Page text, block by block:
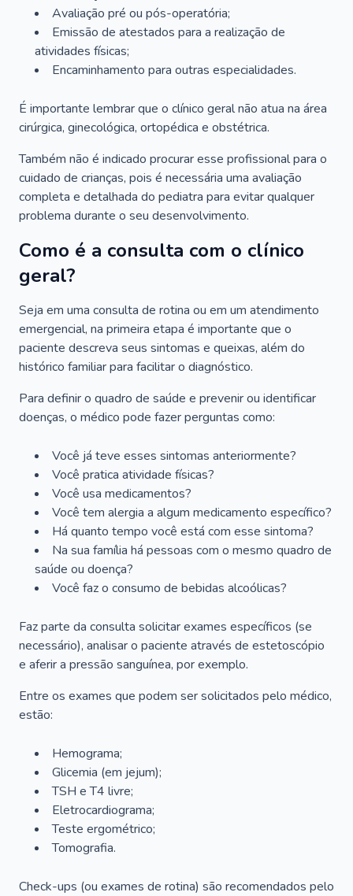
Avaliação pré ou pós-operatória;
Emissão de atestados para a realização de
atividades físicas;
Encaminhamento para outras especialidades.
É importante lembrar que o clínico geral não atua na área
cirúrgica, ginecológica, ortopédica e obstétrica.
Também não é indicado procurar esse profissional para o
cuidado de crianças, pois é necessária uma avaliação
completa e detalhada do pediatra para evitar qualquer
problema durante o seu desenvolvimento.
Como é a consulta com o clínico
geral?
Seja em uma consulta de rotina ou em um atendimento
emergencial, na primeira etapa é importante que o
paciente descreva seus sintomas e queixas, além do
histórico familiar para facilitar o diagnóstico.
Para definir o quadro de saúde e prevenir ou identificar
doenças, o médico pode fazer perguntas como:
Você já teve esses sintomas anteriormente?
Você pratica atividade físicas?
Você usa medicamentos?
Você tem alergia a algum medicamento específico?
Há quanto tempo você está com esse sintoma?
Na sua família há pessoas com o mesmo quadro de
saúde ou doença?
Você faz o consumo de bebidas alcoólicas?
Faz parte da consulta solicitar exames específicos (se
necessário), analisar o paciente através de estetoscópio
e aferir a pressão sanguínea, por exemplo.
Entre os exames que podem ser solicitados pelo médico,
estão:
Hemograma;
Glicemia (em jejum);
TSH e T4 livre;
Eletrocardiograma;
Teste ergométrico;
Tomografia.
Check-ups (ou exames de rotina) são recomendados pelo